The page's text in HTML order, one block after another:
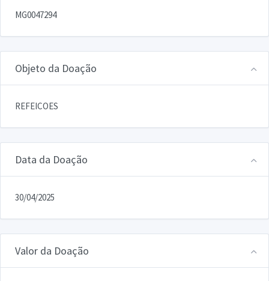
MG0047294
Objeto da Doação
REFEICOES
Data da Doação
30/04/2025
Valor da Doação